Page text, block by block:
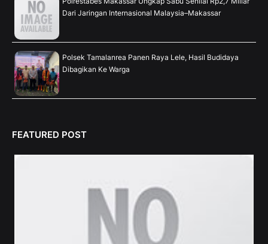
Dari Jaringan Internasional Malaysia–Makassar
Polsek Tamalanrea Panen Raya Lele, Hasil Budidaya
Dibagikan Ke Warga
FEATURED POST